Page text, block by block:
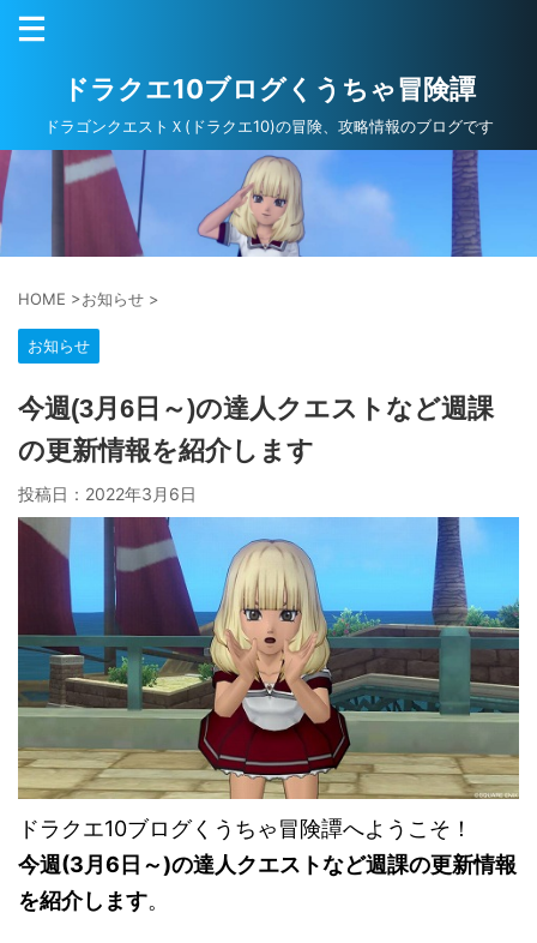
ドラクエ10ブログくうちゃ冒険譚
ドラゴンクエストＸ(ドラクエ10)の冒険、攻略情報のブログです
HOME >お知らせ >
お知らせ
今週(3月6日～)の達人クエストなど週課
の更新情報を紹介します
投稿日： 2022年3月6日
ドラクエ10ブログくうちゃ冒険譚へようこそ！
今週(3月6 日～)の達人クエストなど週課の更新情報
を紹介します。